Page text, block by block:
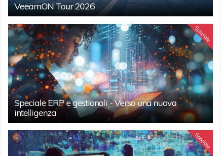
VeeamON Tour 2026
Speciale
Speciale ERP e gestionali - Verso una nuova
intelligenza
Speciale